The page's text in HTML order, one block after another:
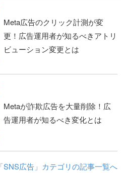
Meta広告のクリック計測が変
更！広告運用者が知るべきアトリ
ビューション変更とは
Metaが詐欺広告を大量削除！広
告運用者が知るべき変化とは
「SNS広告」カテゴリの記事一覧へ